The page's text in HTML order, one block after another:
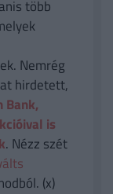
több
Nemrég
hirdetett,
Bank,
is
. Nézz szét
(x)